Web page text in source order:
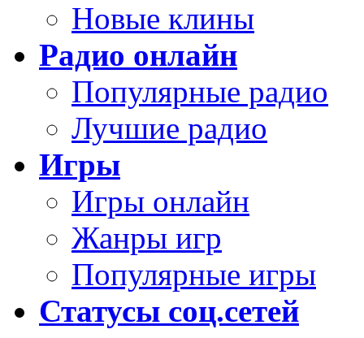
Новые клины
Радио онлайн
Популярные радио
Лучшие радио
Игры
Игры онлайн
Жанры игр
Популярные игры
Статусы соц.сетей